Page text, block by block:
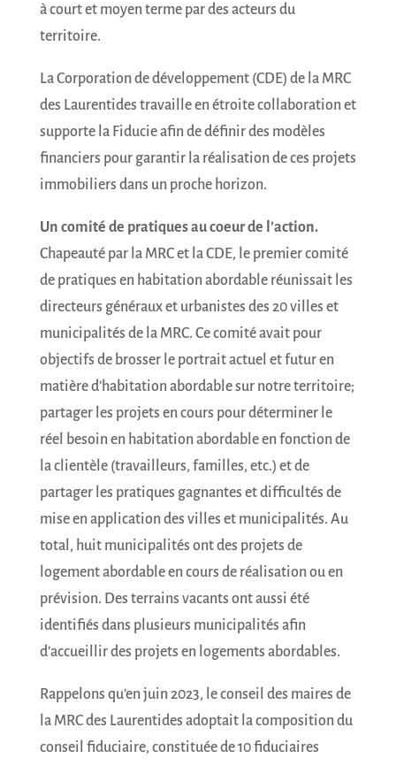
à court et moyen terme par des acteurs du
territoire.
La Corporation de développement (CDE) de la MRC
des Laurentides travaille en étroite collaboration et
supporte la Fiducie afin de définir des modèles
financiers pour garantir la réalisation de ces projets
immobiliers dans un proche horizon.
Un comité de pratiques au coeur de l’action.
Chapeauté par la MRC et la CDE, le premier comité
de pratiques en habitation abordable réunissait les
directeurs généraux et urbanistes des 20 villes et
municipalités de la MRC. Ce comité avait pour
objectifs de brosser le portrait actuel et futur en
matière d’habitation abordable sur notre territoire;
partager les projets en cours pour déterminer le
réel besoin en habitation abordable en fonction de
la clientèle (travailleurs, familles, etc.) et de
partager les pratiques gagnantes et difficultés de
mise en application des villes et municipalités. Au
total, huit municipalités ont des projets de
logement abordable en cours de réalisation ou en
prévision. Des terrains vacants ont aussi été
identifiés dans plusieurs municipalités afin
d’accueillir des projets en logements abordables.
Rappelons qu’en juin 2023, le conseil des maires de
la MRC des Laurentides adoptait la composition du
conseil fiduciaire, constituée de 10 fiduciaires